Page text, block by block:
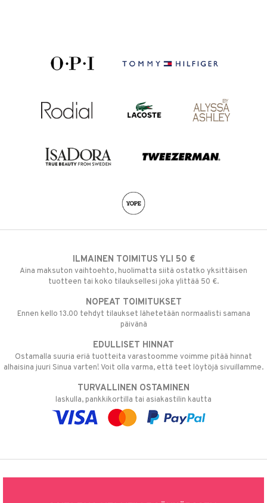
ILMAINEN TOIMITUS YLI 50 €
Aina maksuton vaihtoehto, huolimatta siitä ostatko yksittäisen
tuotteen tai koko tilauksellesi joka ylittää 50 €.
NOPEAT TOIMITUKSET
Ennen kello 13.00 tehdyt tilaukset lähetetään normaalisti samana
päivänä
EDULLISET HINNAT
Ostamalla suuria eriä tuotteita varastoomme voimme pitää hinnat
alhaisina juuri Sinua varten! Voit olla varma, että teet löytöjä sivuillamme.
TURVALLINEN OSTAMINEN
laskulla, pankkikortilla tai asiakastilin kautta